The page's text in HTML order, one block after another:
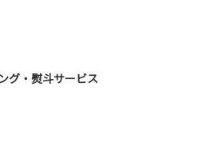
グ・熨斗サービス